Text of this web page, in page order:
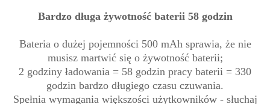
Bardzo długa żywotność baterii 58 godzin
Bateria o dużej pojemności 500 mAh sprawia, że nie
musisz martwić się o żywotność baterii;
2 godziny ładowania = 58 godzin pracy baterii = 330
godzin bardzo długiego czasu czuwania.
Spełnia wymagania większości użytkowników - słuchaj